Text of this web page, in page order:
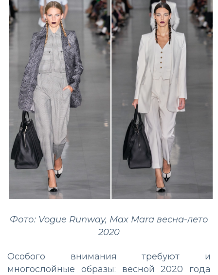
Фото: Vogue Runway, Max Mara весна-лето
2020
Особого внимания требуют и
многослойные образы: весной 2020 года